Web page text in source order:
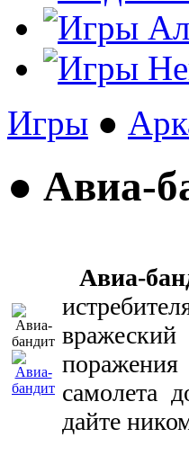
Игры ●
● Авиа-
Авиа-
самолета
дайте